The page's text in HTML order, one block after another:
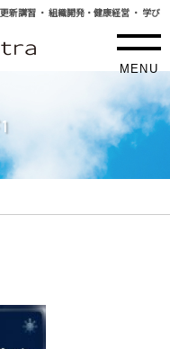
新講習 ・ 組織開発・健康経営 ・ 学び
MENU